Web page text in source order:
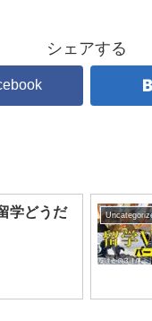
シェアする
学どうだ